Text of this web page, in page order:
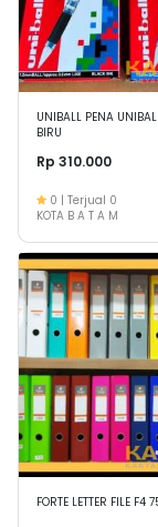
UNIBALL PENA
BIRU
Rp 310.000
0 | Terjual 0
KOTA B A T A M
FORTE LETTER FILE F4